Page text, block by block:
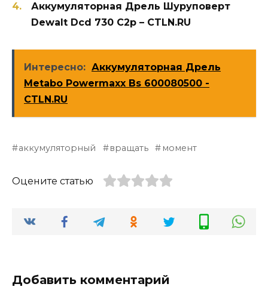
Аккумуляторная Дрель Шуруповерт
Dewalt Dcd 730 C2p – CTLN.RU
Интересно: Аккумуляторная Дрель
Metabo Powermaxx Bs 600080500 -
CTLN.RU
аккумуляторный вращать момент
Оцените статью
Добавить комментарий